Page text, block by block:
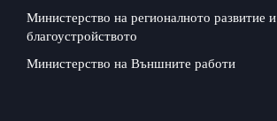
Министерство на регионалното развитие и
благоустройството
Министерство на Външните работи